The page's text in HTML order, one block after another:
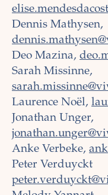
Dennis Mathysen,
Deo Mazina,
Sarah Missinne,
Laurence Noël,
Jonathan Unger,
Anke Verbeke,
Peter Verduyckt